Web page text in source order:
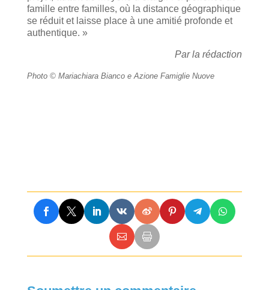
famille entre familles, où la distance géographique
se réduit et laisse place à une amitié profonde et
authentique. »
Par la rédaction
Photo © Mariachiara Bianco e Azione Famiglie Nuove